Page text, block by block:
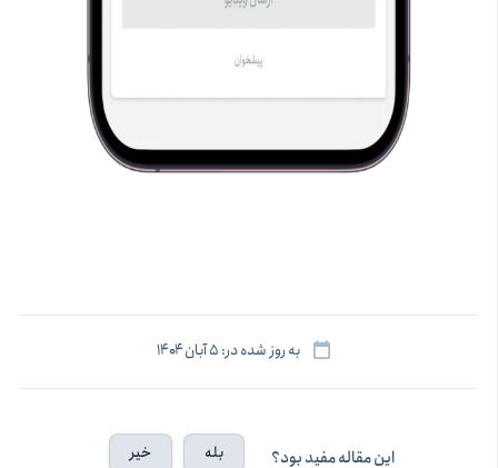
به روز شده در: ۵ آبان ۱۴۰۴
این مقاله مفید بود؟ بله خیر